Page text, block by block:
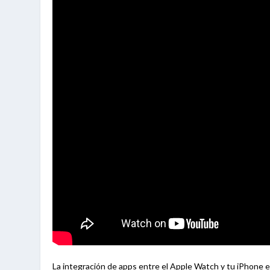
La integración de apps entre el Apple Watch y tu iPhone